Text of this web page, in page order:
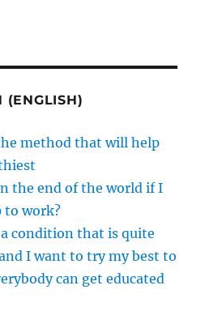
(ENGLISH)
method that will help
the end of the world if I
to work?
a condition that is quite
I want to try my best to
can get educated